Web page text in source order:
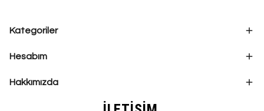
Kategoriler
Hesabım
Hakkımızda